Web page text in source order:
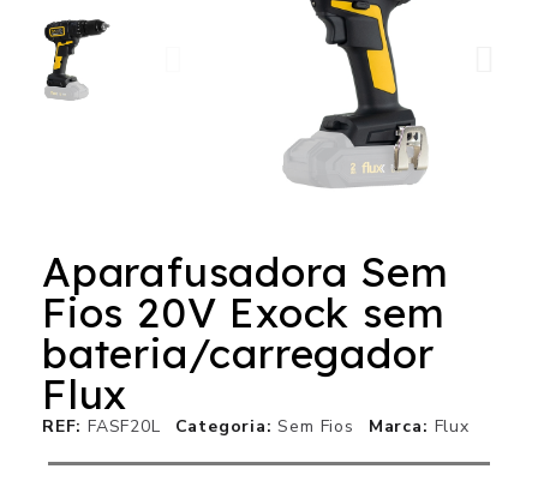
Aparafusadora Sem
Fios 20V Exock sem
bateria/carregador
Flux
REF FASF20L Categoria Sem Fios Marca Flux